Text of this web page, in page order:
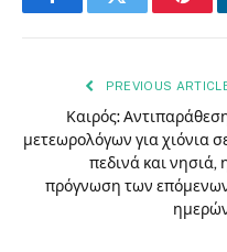
FacebookTwitter
PREVIOUS
Καιρός:
μετεωρολόγων για χιόνια
πεδινά και νησιά,
πρόγνωση των